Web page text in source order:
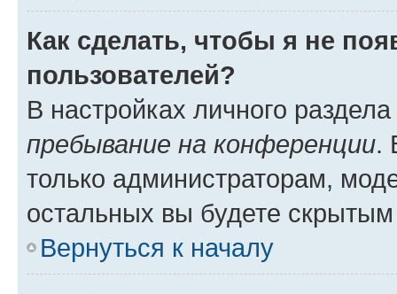
Как сделать, чтобы я не
пользователей?
В настройках личного
пребывание на конференции.
только администраторам,
остальных вы будете
Вернуться к началу